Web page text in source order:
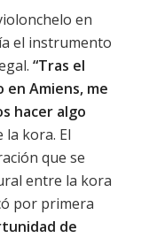
en
el instrumento
“Tras el
Amiens, me
hacer algo
kora. El
que se
entre la kora
por primera
de